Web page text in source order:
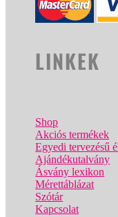
LINKEK
Shop
Akciós termékek
Egyedi tervezésű
Ajándékutalvány
Ásvány lexikon
Mérettáblázat
Szótár
Kapcsolat